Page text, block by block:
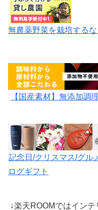
無農薬野菜を栽培するな
【国産素材】無添加調
記念日/クリスマス/グル
ログギフト
↓楽天ROOMではイン